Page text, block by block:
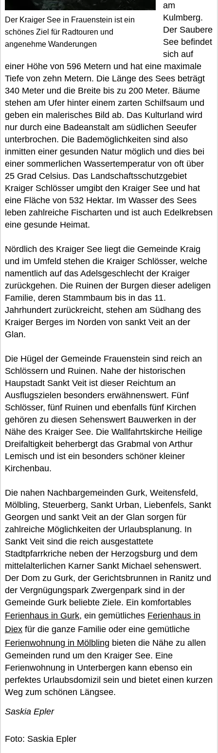
Der Kraiger See in Frauenstein ist ein
schönes Ziel für Radtouren und
angenehme Wanderungen
am
Kulmberg.
Der Saubere
See befindet
sich auf
einer Höhe von 596 Metern und hat eine maximale
Tiefe von zehn Metern. Die Länge des Sees beträgt
340 Meter und die Breite bis zu 200 Meter. Bäume
stehen am Ufer hinter einem zarten Schilfsaum und
geben ein malerisches Bild ab. Das Kulturland wird
nur durch eine Badeanstalt am südlichen Seeufer
unterbrochen. Die Bademöglichkeiten sind also
inmitten einer gesunden Natur möglich und dies bei
einer sommerlichen Wassertemperatur von oft über
25 Grad Celsius. Das Landschaftsschutzgebiet
Kraiger Schlösser umgibt den Kraiger See und hat
eine Fläche von 532 Hektar. Im Wasser des Sees
leben zahlreiche Fischarten und ist auch Edelkrebsen
eine gesunde Heimat.
Nördlich des Kraiger See liegt die Gemeinde Kraig
und im Umfeld stehen die Kraiger Schlösser, welche
namentlich auf das Adelsgeschlecht der Kraiger
zurückgehen. Die Ruinen der Burgen dieser adeligen
Familie, deren Stammbaum bis in das 11.
Jahrhundert zurückreicht, stehen am Südhang des
Kraiger Berges im Norden von sankt Veit an der
Glan.
Die Hügel der Gemeinde Frauenstein sind reich an
Schlössern und Ruinen. Nahe der historischen
Haupstadt Sankt Veit ist dieser Reichtum an
Ausflugszielen besonders erwähnenswert. Fünf
Schlösser, fünf Ruinen und ebenfalls fünf Kirchen
gehören zu diesen Sehenswert Bauwerken in der
Nähe des Kraiger See. Die Wallfahrtskirche Heilige
Dreifaltigkeit beherbergt das Grabmal von Arthur
Lemisch und ist ein besonders schöner kleiner
Kirchenbau.
Die nahen Nachbargemeinden Gurk, Weitensfeld,
Mölbling, Steuerberg, Sankt Urban, Liebenfels, Sankt
Georgen und sankt Veit an der Glan sorgen für
zahlreiche Möglichkeiten der Urlaubsplanung. In
Sankt Veit sind die reich ausgestattete
Stadtpfarrkriche neben der Herzogsburg und dem
mittelalterlichen Karner Sankt Michael sehenswert.
Der Dom zu Gurk, der Gerichtsbrunnen in Ranitz und
der Vergnügungspark Zwergenpark sind in der
Gemeinde Gurk beliebte Ziele. Ein komfortables
Ferienhaus in Gurk, ein gemütliches Ferienhaus in
Diex für die ganze Familie oder eine gemütliche
Ferienwohnung in Mölbling bieten die Nähe zu allen
Gemeinden rund um den Kraiger See. Eine
Ferienwohnung in Unterbergen kann ebenso ein
perfektes Urlaubsdomizil sein und bietet einen kurzen
Weg zum schönen Längsee.
Saskia Epler
Foto: Saskia Epler